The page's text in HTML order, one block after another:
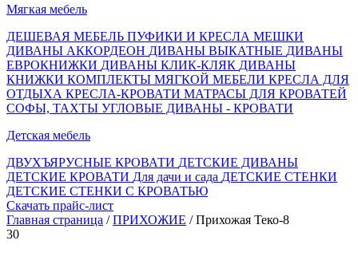
Мягкая мебель
ДЕШЕВАЯ МЕБЕЛЬ ПУФИКИ И КРЕСЛА МЕШКИ
ДИВАНЫ АККОРДЕОН ДИВАНЫ ВЫКАТНЫЕ ДИВАНЫ
ЕВРОКНИЖКИ ДИВАНЫ КЛИК-КЛЯК ДИВАНЫ
КНИЖКИ КОМПЛЕКТЫ МЯГКОЙ МЕБЕЛИ КРЕСЛА ДЛЯ
ОТДЫХА КРЕСЛА-КРОВАТИ МАТРАСЫ ДЛЯ КРОВАТЕЙ
СОФЫ, ТАХТЫ УГЛОВЫЕ ДИВАНЫ - КРОВАТИ
Детская мебель
ДВУХЪЯРУСНЫЕ КРОВАТИ ДЕТСКИЕ ДИВАНЫ
ДЕТСКИЕ КРОВАТИ Для дачи и сада ДЕТСКИЕ СТЕНКИ
ДЕТСКИЕ СТЕНКИ С КРОВАТЬЮ
Скачать прайс-лист
Главная страница /ПРИХОЖИЕ / Прихожая Теко-8
30